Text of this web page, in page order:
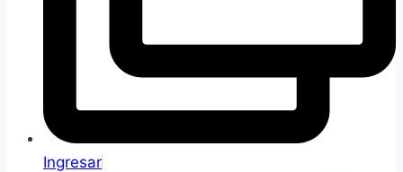
Ingresar